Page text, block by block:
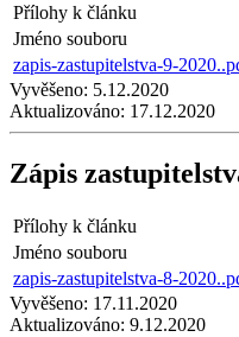
Přílohy k článku
Jméno souboru
zapis-zastupitelstva-9-
Vyvěšeno: 5.12.2020
Aktualizováno: 17.12.2020
Zápis
Přílohy k článku
Jméno souboru
zapis-zastupitelstva-8-
Vyvěšeno: 17.11.2020
Aktualizováno: 9.12.2020